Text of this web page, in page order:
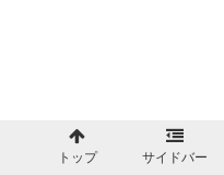
トップ サイドバー